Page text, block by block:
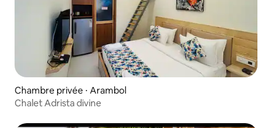
Chambre privée ⋅ Arambol
Chalet Adrista divine